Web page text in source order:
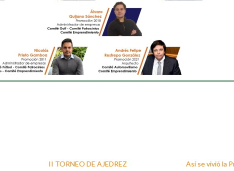
II TORNEO DE AJEDREZ
Así se vivió la